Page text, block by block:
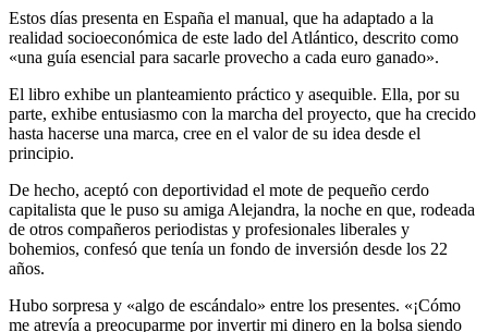
Estos días presenta en España el manual, que ha adaptado a la
realidad socioeconómica de este lado del Atlántico, descrito como
«una guía esencial para sacarle provecho a cada euro ganado».
El libro exhibe un planteamiento práctico y asequible. Ella, por su
parte, exhibe entusiasmo con la marcha del proyecto, que ha crecido
hasta hacerse una marca, cree en el valor de su idea desde el
principio.
De hecho, aceptó con deportividad el mote de pequeño cerdo
capitalista que le puso su amiga Alejandra, la noche en que, rodeada
de otros compañeros periodistas y profesionales liberales y
bohemios, confesó que tenía un fondo de inversión desde los 22
años.
Hubo sorpresa y «algo de escándalo» entre los presentes. «¡Cómo
me atrevía a preocuparme por invertir mi dinero en la bolsa siendo